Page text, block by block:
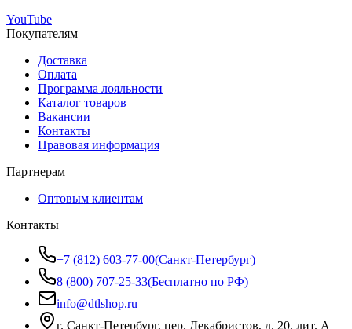
YouTube
Покупателям
Доставка
Оплата
Программа лояльности
Каталог товаров
Вакансии
Контакты
Правовая информация
Партнерам
Оптовым клиентам
Контакты
+7 (812) 603-77-00(Санкт-Петербург)
8 (800) 707-25-33(Бесплатно по РФ)
info@dtlshop.ru
г. Санкт-Петербург, пер. Декабристов, д. 20, лит. А